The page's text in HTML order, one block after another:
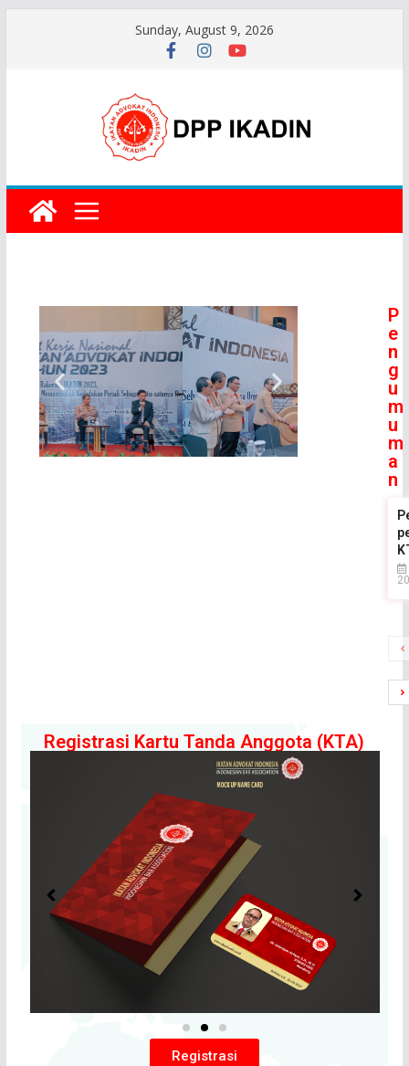
Sunday, August 9, 2026
P
e
n
g
u
m
u
m
a
n
Registrasi Kartu Tanda Anggota (KTA)
Registrasi